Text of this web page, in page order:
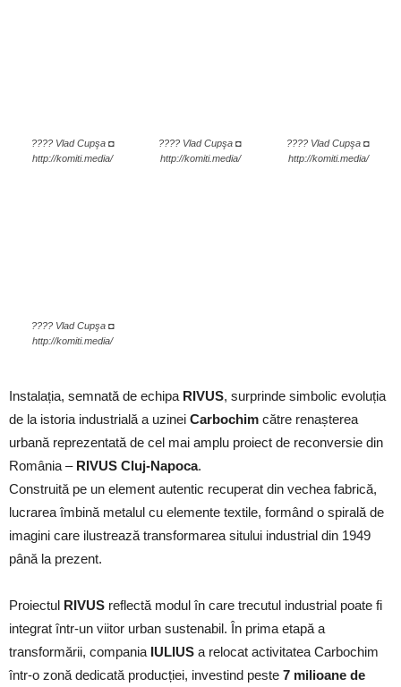
???? Vlad Cupşa ◘
http://komiti.media/
???? Vlad Cupşa ◘
http://komiti.media/
???? Vlad Cupşa ◘
http://komiti.media/
???? Vlad Cupşa ◘
http://komiti.media/
Instalația, semnată de echipa RIVUS, surprinde simbolic evoluția
de la istoria industrială a uzinei Carbochim către renașterea
urbană reprezentată de cel mai amplu proiect de reconversie din
România – RIVUS Cluj-Napoca.
Construită pe un element autentic recuperat din vechea fabrică,
lucrarea îmbină metalul cu elemente textile, formând o spirală de
imagini care ilustrează transformarea sitului industrial din 1949
până la prezent.
Proiectul RIVUS reflectă modul în care trecutul industrial poate fi
integrat într-un viitor urban sustenabil. În prima etapă a
transformării, compania IULIUS a relocat activitatea Carbochim
într-o zonă dedicată producției, investind peste 7 milioane de